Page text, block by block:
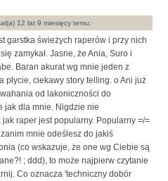
12 lat 9 miesięcy temu:
garstka świeżych raperów i przy nich
zamykał. Jasne, że Ania, Suro i
Baran akurat wg mnie jeden z
płycie, ciekawy story telling. o Ani już
od lakoniczności do
jak dla mnie. Nigdzie nie
jak raper jest popularny. Popularny =/=
mnie odeślesz do jakiś
(co wskazuje, że one wg Ciebie są
; ddd), to może najpierw czytanie
Co oznacza 'techniczny dobór